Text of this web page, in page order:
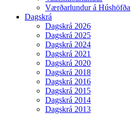
Værðarlundur á Húshöfða
Dagskrá
Dagskrá 2026
Dagskrá 2025
Dagskrá 2024
Dagskrá 2021
Dagskrá 2020
Dagskrá 2018
Dagskrá 2016
Dagskrá 2015
Dagskrá 2014
Dagskrá 2013